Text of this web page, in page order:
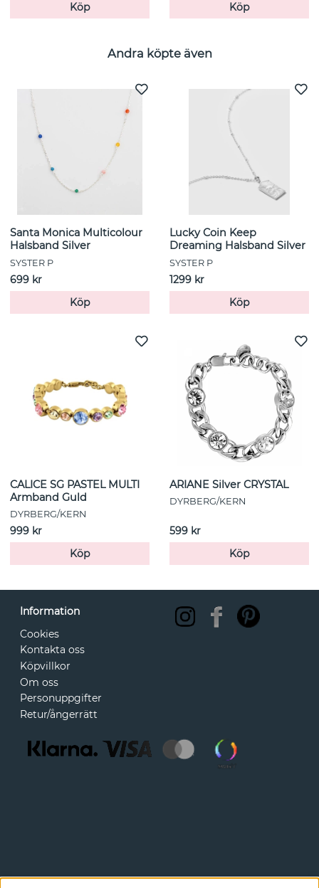
Köp
Köp
Andra köpte även
Santa Monica Multicolour
Halsband Silver
SYSTER P
699 kr
Köp
Lucky Coin Keep
Dreaming Halsband Silver
SYSTER P
1299 kr
Köp
CALICE SG PASTEL MULTI
Armband Guld
DYRBERG/KERN
999 kr
Köp
ARIANE Silver CRYSTAL
DYRBERG/KERN
599 kr
Köp
Information
Cookies
Kontakta oss
Köpvillkor
Om oss
Personuppgifter
Retur/ångerrätt